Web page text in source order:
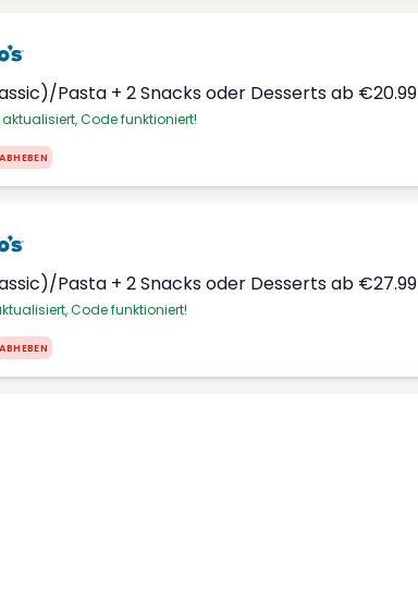
Pasta + 2 Snacks oder Desserts ab €20.99
Code funktioniert!
ABHEBEN
Pasta + 2 Snacks oder Desserts ab €27.99
Code funktioniert!
ABHEBEN